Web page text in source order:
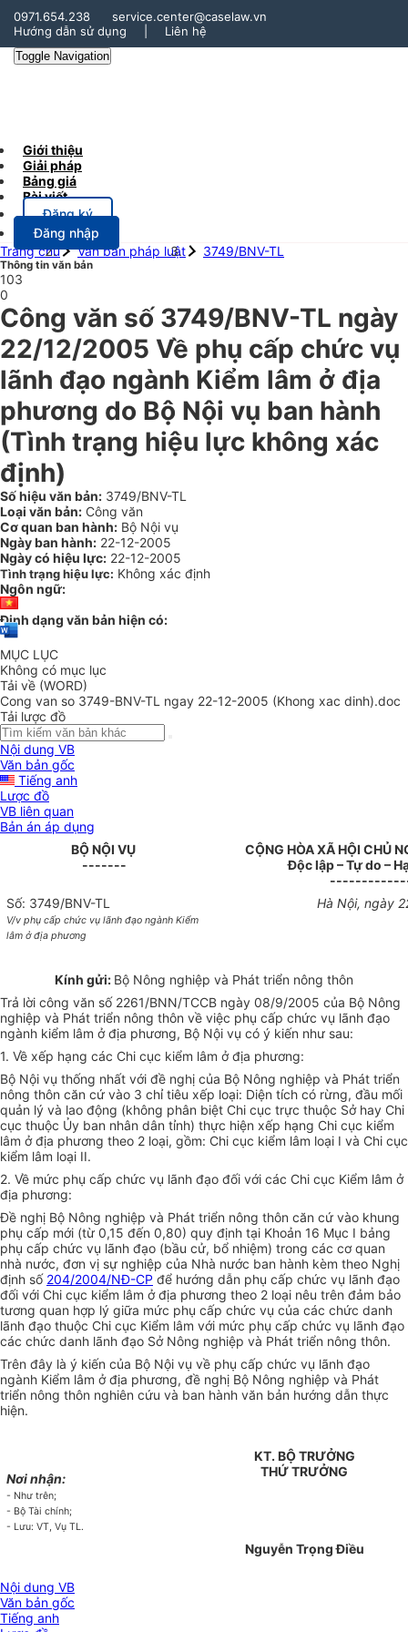
0971.654.238
service.center@caselaw.vn
Hướng dẫn sử dụng
Liên hệ
Toggle Navigation
Giới thiệu
Giải pháp
Bảng giá
Bài viết
Đăng ký
Đăng nhập
Trang chủ
Văn bản pháp luật 3749/BNV-TL
Thông tin văn bản
103
0
Công văn số 3749/BNV-TL ngày
22/12/2005 Về phụ cấp chức vụ
lãnh đạo ngành Kiểm lâm ở địa
phương do Bộ Nội vụ ban hành
(Tình trạng hiệu lực không xác
định)
Số hiệu văn bản: 3749/BNV-TL
Loại văn bản: Công văn
Cơ quan ban hành: Bộ Nội vụ
Ngày ban hành: 22-12-2005
Ngày có hiệu lực: 22-12-2005
Tình trạng hiệu lực: Không xác định
Ngôn ngữ:
Định dạng văn bản hiện có:
MỤC LỤC
Không có mục lục
Tải về (WORD)
Cong van so 3749-BNV-TL ngay 22-12-2005 (Khong xac dinh).doc
Tải lược đồ
Nội dung VB
Văn bản gốc
Tiếng anh
Lược đồ
VB liên quan
Bản án áp dụng
BỘ NỘI VỤ
-------
CỘNG HÒA XÃ HỘI CHỦ
Độc lập – Tự do –
Số: 3749/BNV-TL
V/v phụ cấp chức vụ lãnh đạo ngành Kiểm
lâm ở địa phương
Hà Nội, ngày
Kính gửi: Bộ Nông nghiệp và Phát triển nông thôn
Trả lời công văn số 2261/BNN/TCCB ngày 08/9/2005 của Bộ Nông
nghiệp và Phát triển nông thôn về việc phụ cấp chức vụ lãnh đạo
ngành kiểm lâm ở địa phương, Bộ Nội vụ có ý kiến như sau:
1. Về xếp hạng các Chi cục kiểm lâm ở địa phương:
Bộ Nội vụ thống nhất với đề nghị của Bộ Nông nghiệp và Phát triển
nông thôn căn cứ vào 3 chỉ tiêu xếp loại: Diện tích có rừng, đầu mối
quản lý và lao động (không phân biệt Chi cục trực thuộc Sở hay Chi
cục thuộc Ủy ban nhân dân tỉnh) thực hiện xếp hạng Chi cục kiểm
lâm ở địa phương theo 2 loại, gồm: Chi cục kiểm lâm loại I và Chi cục
kiểm lâm loại II.
2. Về mức phụ cấp chức vụ lãnh đạo đối với các Chi cục Kiểm lâm ở
địa phương:
Đề nghị Bộ Nông nghiệp và Phát triển nông thôn căn cứ vào khung
phụ cấp mới (từ 0,15 đến 0,80) quy định tại Khoản 16 Mục I bảng
phụ cấp chức vụ lãnh đạo (bầu cử, bổ nhiệm) trong các cơ quan
nhà nước, đơn vị sự nghiệp của Nhà nước ban hành kèm theo Nghị
định số 204/2004/NĐ-CP để hướng dẫn phụ cấp chức vụ lãnh đạo
đối với Chi cục kiểm lâm ở địa phương theo 2 loại nêu trên đảm bảo
tương quan hợp lý giữa mức phụ cấp chức vụ của các chức danh
lãnh đạo thuộc Chi cục Kiểm lâm với mức phụ cấp chức vụ lãnh đạo
các chức danh lãnh đạo Sở Nông nghiệp và Phát triển nông thôn.
Trên đây là ý kiến của Bộ Nội vụ về phụ cấp chức vụ lãnh đạo
ngành Kiểm lâm ở địa phương, đề nghị Bộ Nông nghiệp và Phát
triển nông thôn nghiên cứu và ban hành văn bản hướng dẫn thực
hiện.
Nơi nhận:
- Như trên;
- Bộ Tài chính;
- Lưu: VT, Vụ TL.
KT. BỘ TRƯỞNG
THỨ TRƯỞNG
Nguyễn Trọng Điều
Nội dung VB
Văn bản gốc
Tiếng anh